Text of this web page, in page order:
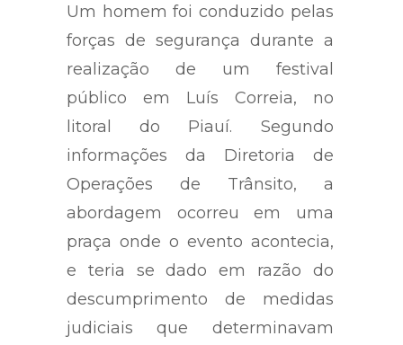
Um homem foi conduzido pelas
forças de segurança durante a
realização de um festival
público em Luís Correia, no
litoral do Piauí. Segundo
informações da Diretoria de
Operações de Trânsito, a
abordagem ocorreu em uma
praça onde o evento acontecia,
e teria se dado em razão do
descumprimento de medidas
judiciais que determinavam